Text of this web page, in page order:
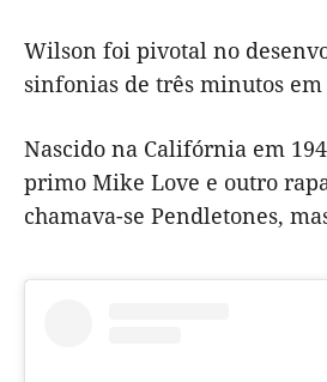
Wilson foi pivotal no
sinfonias de três minutos
Nascido na Califórnia em
primo Mike Love e outro
chamava-se Pendletones,